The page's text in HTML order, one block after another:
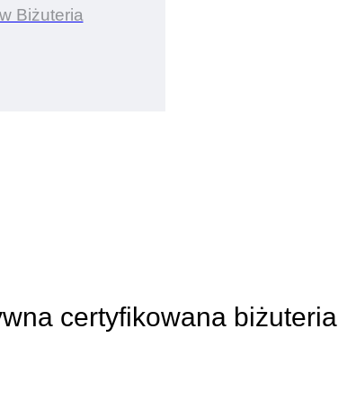
Biżuteria
certyfikowana biżuteria